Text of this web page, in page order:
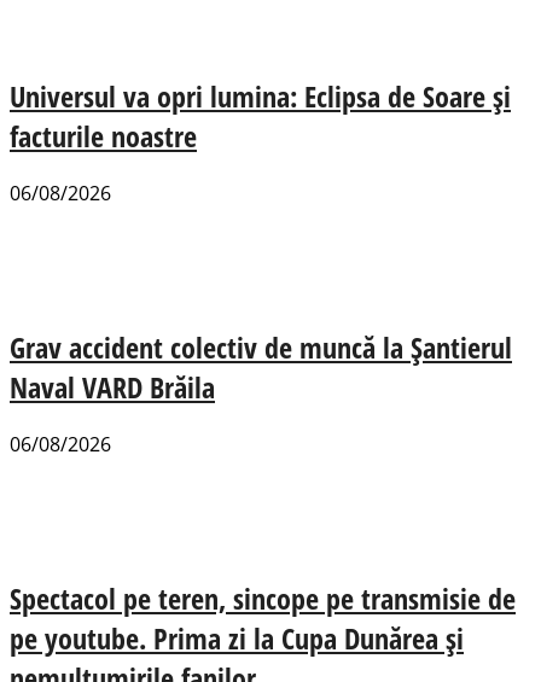
Universul va opri lumina: Eclipsa de Soare și
facturile noastre
06/08/2026
Grav accident colectiv de muncă la Șantierul
Naval VARD Brăila
06/08/2026
Spectacol pe teren, sincope pe transmisie de
pe youtube. Prima zi la Cupa Dunărea și